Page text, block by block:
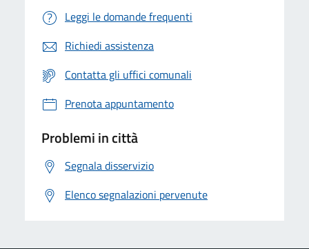
Leggi le domande frequenti
Richiedi assistenza
Contatta gli uffici comunali
Prenota appuntamento
Problemi in città
Segnala disservizio
Elenco segnalazioni pervenute